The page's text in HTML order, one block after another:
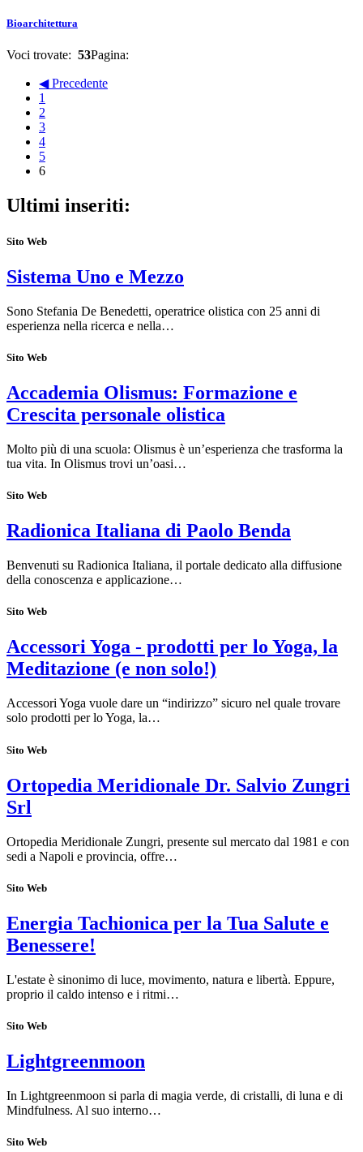
Bioarchitettura
Voci trovate: 53Pagina:
◀ Precedente
1
2
3
4
5
6
Ultimi inseriti:
Sito Web
Sistema Uno e Mezzo
Sono Stefania De Benedetti, operatrice olistica con 25 anni di
esperienza nella ricerca e nella…
Sito Web
Accademia Olismus: Formazione e
Crescita personale olistica
Molto più di una scuola: Olismus è un’esperienza che trasforma la
tua vita. In Olismus trovi un’oasi…
Sito Web
Radionica Italiana di Paolo Benda
Benvenuti su Radionica Italiana, il portale dedicato alla diffusione
della conoscenza e applicazione…
Sito Web
Accessori Yoga - prodotti per lo Yoga, la
Meditazione (e non solo!)
Accessori Yoga vuole dare un “indirizzo” sicuro nel quale trovare
solo prodotti per lo Yoga, la…
Sito Web
Ortopedia Meridionale Dr. Salvio Zungri
Srl
Ortopedia Meridionale Zungri, presente sul mercato dal 1981 e con
sedi a Napoli e provincia, offre…
Sito Web
Energia Tachionica per la Tua Salute e
Benessere!
L'estate è sinonimo di luce, movimento, natura e libertà. Eppure,
proprio il caldo intenso e i ritmi…
Sito Web
Lightgreenmoon
In Lightgreenmoon si parla di magia verde, di cristalli, di luna e di
Mindfulness. Al suo interno…
Sito Web